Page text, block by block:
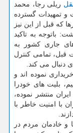
ریلی رجا، محمد
تمهیدات گسترده
كه قبل از این نیز
باتوجه به تاكید
جاری كشور به
قبل، تمامی كنترل
می كند.
نموده اند و
بلیت های خودرا
منتشر نموده،
با امنیت خاطر با
خادمان مردم در